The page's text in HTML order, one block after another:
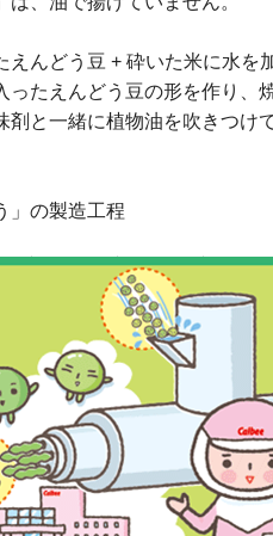
えんどう豆 + 砕いた米に水を
ったえんどう豆の形を作り、
剤と一緒に植物油を吹きつけ
」の製造工程